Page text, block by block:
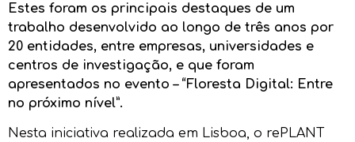
Estes foram os principais destaques de um
trabalho desenvolvido ao longo de três anos por
20 entidades, entre empresas, universidades e
centros de investigação, e que foram
apresentados no evento – “Floresta Digital: Entre
no próximo nível”.
Nesta iniciativa realizada em Lisboa, o rePLANT